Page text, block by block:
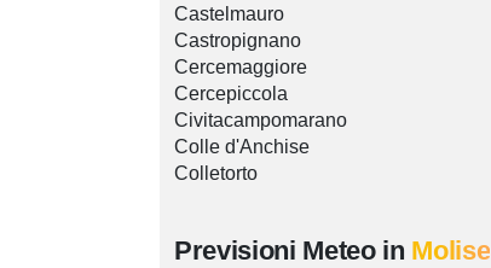
Castelmauro
Castropignano
Cercemaggiore
Cercepiccola
Civitacampomarano
Colle d'Anchise
Colletorto
Previsioni Meteo in Molise